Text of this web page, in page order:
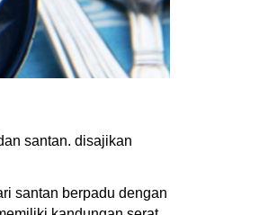
santan. disajikan
santan berpadu dengan